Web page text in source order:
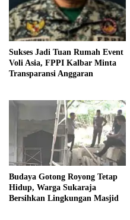
Sukses Jadi Tuan Rumah Event
Voli Asia, FPPI Kalbar Minta
Transparansi Anggaran
Budaya Gotong Royong Tetap
Hidup, Warga Sukaraja
Bersihkan Lingkungan Masjid